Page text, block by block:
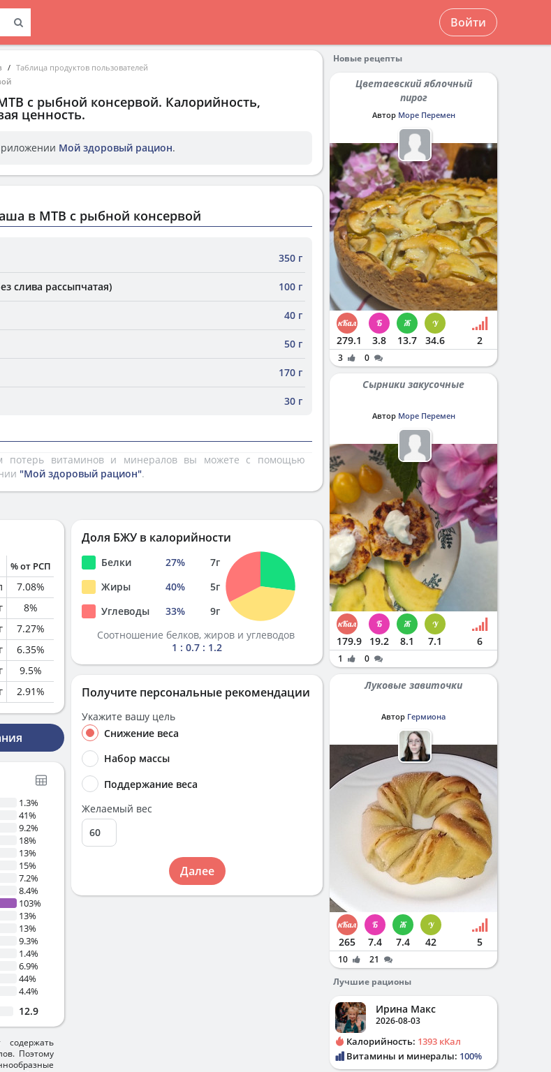
Войти
Таблица продуктов пользователей
с рыбной консервой. Калорийность,
ценность.
Мой здоровый рацион.
в МТВ с рыбной консервой
350 г
слива рассыпчатая) 100 г
40 г
50 г
170 г
30 г
потерь витаминов и минералов вы можете с помощью
"Мой здоровый рацион".
% от РСП
7.08%
г 8%
г 7.27%
г 6.35%
г 9.5%
г 2.91%
1.3%
41%
9.2%
18%
13%
15%
7.2%
8.4%
103%
13%
13%
9.3%
1.4%
6.9%
44%
4.4%
12.9
Поэтому
Доля БЖУ в калорийности
Белки 27% 7г
Жиры
40% 5г
Углеводы
33% 9г
Соотношение белков, жиров и углеводов
1 : 0.7 : 1.2
Получите персональные рекомендации
Укажите вашу цель
Снижение веса
Набор массы
Поддержание веса
Желаемый вес
Далее
Новые рецепты
Цветаевский яблочный
пирог
Автор Море Перемен
279.1 3.8 13.7 34.6 2
3 0
Сырники закусочные
Автор Море Перемен
179.9 19.2 8.1 7.1 6
1 0
Луковые завиточки
Автор Гермиона
265 7.4 7.4 42 5
10
21
Лучшие рационы
Ирина Макс
2026-08-03
Калорийность: 1393 кКал
Витамины и минералы: 100%